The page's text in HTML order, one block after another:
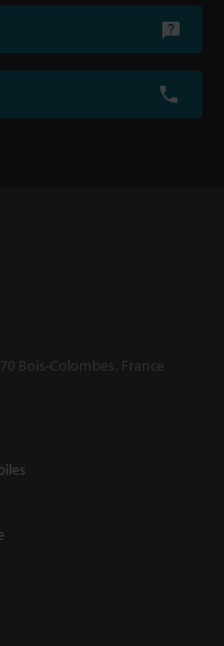
Bois-Colombes, France